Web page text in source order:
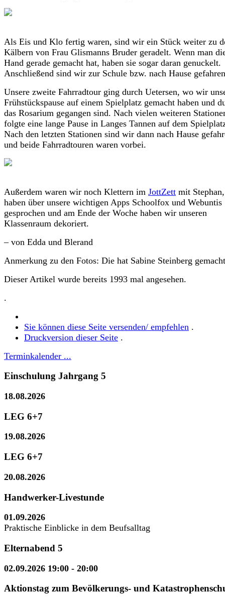
Als Eis und Klo fertig waren, sind wir ein Stück weiter zu
Kälbern von Frau Glismanns Bruder geradelt. Wenn man
Hand gerade gemacht hat, haben sie sogar daran genuckelt.
Anschließend sind wir zur Schule bzw. nach Hause
Unsere zweite Fahrradtour ging durch Uetersen, wo wir
Frühstückspause auf einem Spielplatz gemacht haben und
das Rosarium gegangen sind. Nach vielen weiteren
folgte eine lange Pause in Langes Tannen auf dem
Nach den letzten Stationen sind wir dann nach Hause
und beide Fahrradtouren waren vorbei.
Außerdem waren wir noch Klettern im JottZett mit Stephan,
haben über unsere wichtigen Apps Schoolfox und Webuntis
gesprochen und am Ende der Woche haben wir unseren
Klassenraum dekoriert.
– von Edda und Blerand
Anmerkung zu den Fotos: Die hat Sabine Steinberg
Dieser Artikel wurde bereits 1993 mal angesehen.
.
Sie können diese Seite versenden/ empfehlen .
Druckversion dieser Seite .
Terminkalender ...
Einschulung Jahrgang 5
18.08.2026
LEG 6+7
19.08.2026
LEG 6+7
20.08.2026
Handwerker-Livestunde
01.09.2026
Praktische Einblicke in dem Beufsalltag
Elternabend 5
02.09.2026 19:00 - 20:00
Aktionstag zum Bevölkerungs- und